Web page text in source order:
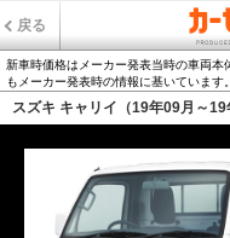
戻る
新車時価格はメーカー発表当時の車両
もメーカー発表時の情報に基いています。
スズキ キャリイ（19年09月～